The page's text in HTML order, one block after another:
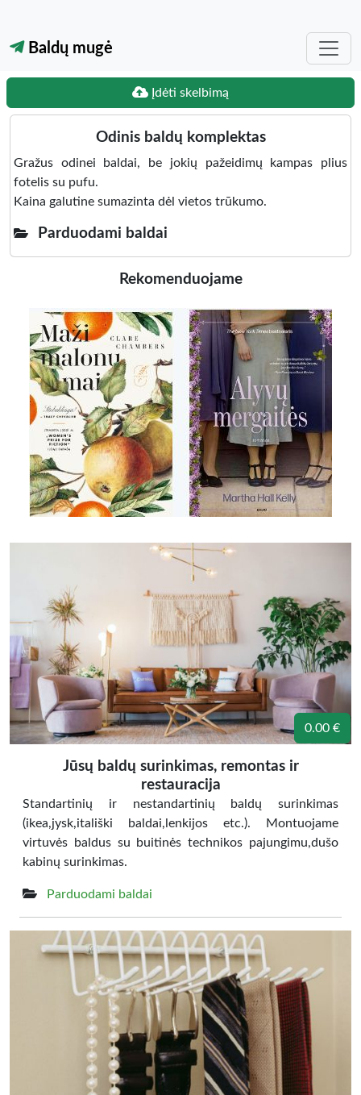
Baldų mugė
Įdėti skelbimą
Odinis baldų komplektas
Gražus odinei baldai, be jokių pažeidimų kampas plius
fotelis su pufu.
Kaina galutine sumazinta dėl vietos trūkumo.
Parduodami baldai
Rekomenduojame
0.00 €
Jūsų baldų surinkimas, remontas ir
restauracija
Standartinių ir nestandartinių baldų surinkimas
(ikea,jysk,itališki baldai,lenkijos etc.). Montuojame
virtuvės baldus su buitinės technikos pajungimu,dušo
kabinų surinkimas.
Parduodami baldai